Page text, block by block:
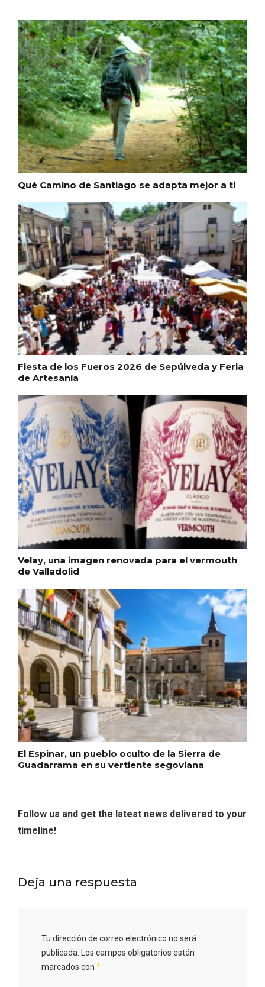
Qué Camino de Santiago se adapta mejor a ti
Fiesta de los Fueros 2026 de Sepúlveda y Feria
de Artesanía
Velay, una imagen renovada para el vermouth
de Valladolid
El Espinar, un pueblo oculto de la Sierra de
Guadarrama en su vertiente segoviana
Follow us and get the latest news delivered to your
timeline!
Deja una respuesta
Tu dirección de correo electrónico no será
publicada.
Los campos obligatorios están
marcados con *
Los Pueblos más bonitos de España, en
Castilla y León
Concierto de Navidad en Moradillo de
Roa
Fermoselle, ella la bella, el balcón de los
Arribes
ganchillo de Moradillo de Roa